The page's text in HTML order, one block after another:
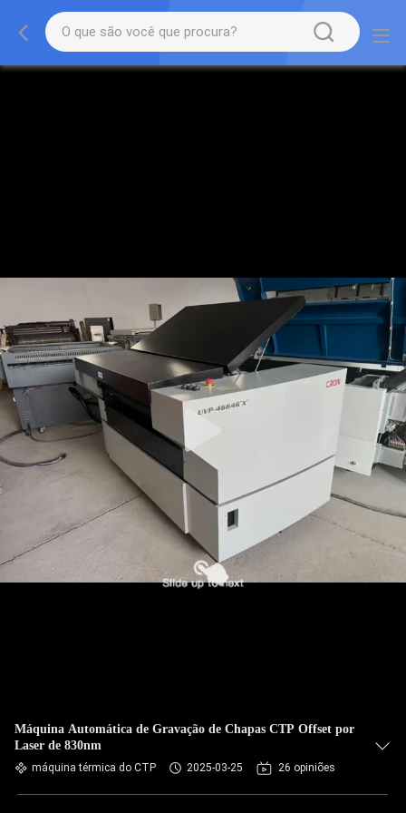
Máquina Automática de Gravação de Chapas CTP Offset por
Laser de 830nm
máquina térmica do CTP 2025-03-25 26 opiniões